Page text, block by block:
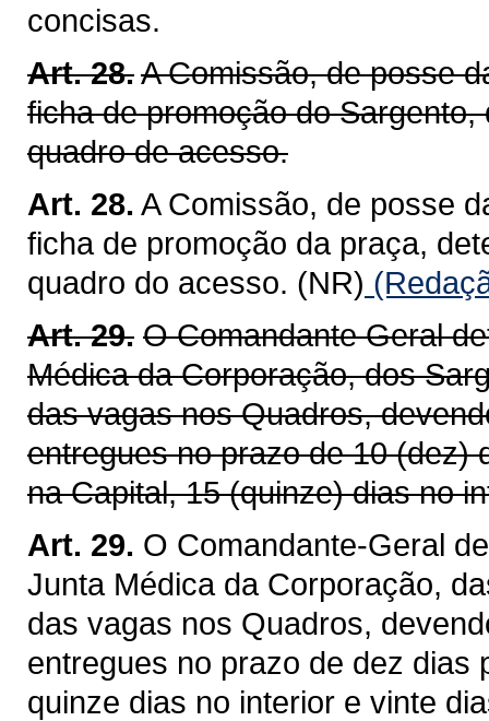
concisas.
Art. 28.A Comissão, de posse
ficha de promoção do
quadro de acesso.
Art. 28. A Comissão, de posse
ficha de promoção da praça,
quadro do acesso. (NR)
Art. 29. O Comandante Geral
Médica da Corporação, dos
das vagas nos Quadros,
entregues no prazo de 10 (dez)
na Capital, 15 (quinze) dias no
Art. 29. O Comandante-Geral
Junta Médica da Corporação,
das vagas nos Quadros,
entregues no prazo de dez dias
quinze dias no interior e vinte